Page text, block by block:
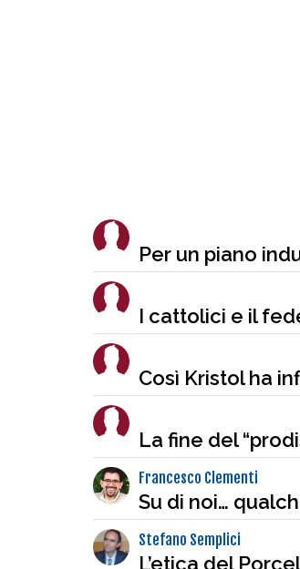
Per un piano
I cattolici e il
Così Kristol ha
La fine del
Francesco Clementi
Su di noi…
Stefano Semplici
L’etica del